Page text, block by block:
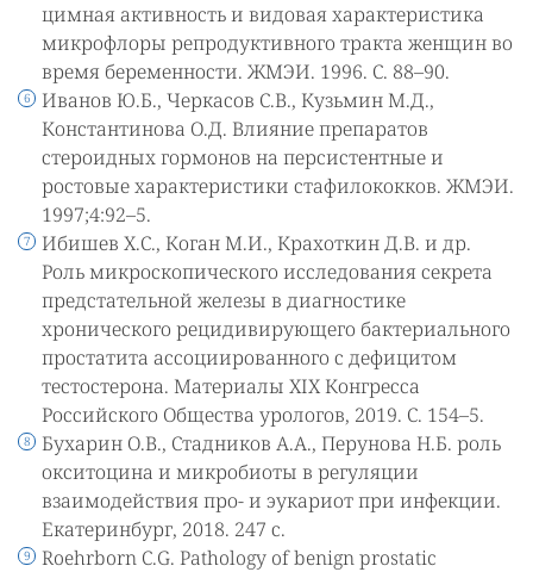
цимная активность и видовая характеристика
микрофлоры репродуктивного тракта женщин во
время беременности. ЖМЭИ. 1996. С. 88–90.
Иванов Ю.Б., Черкасов С.В., Кузьмин М.Д.,
Константинова О.Д. Влияние препаратов
стероидных гормонов на персистентные и
ростовые характеристики стафилококков. ЖМЭИ.
1997;4:92–5.
Ибишев Х.С., Коган М.И., Крахоткин Д.В. и др.
Роль микроскопического исследования секрета
предстательной железы в диагностике
хронического рецидивирующего бактериального
простатита ассоциированного с дефицитом
тестостерона. Материалы ХIХ Конгресса
Российского Общества урологов, 2019. С. 154–5.
Бухарин О.В., Стадников А.А., Перунова Н.Б. роль
окситоцина и микробиоты в регуляции
взаимодействия про- и эукариот при инфекции.
Екатеринбург, 2018. 247 с.
Roehrborn C.G. Pathology of benign prostatic